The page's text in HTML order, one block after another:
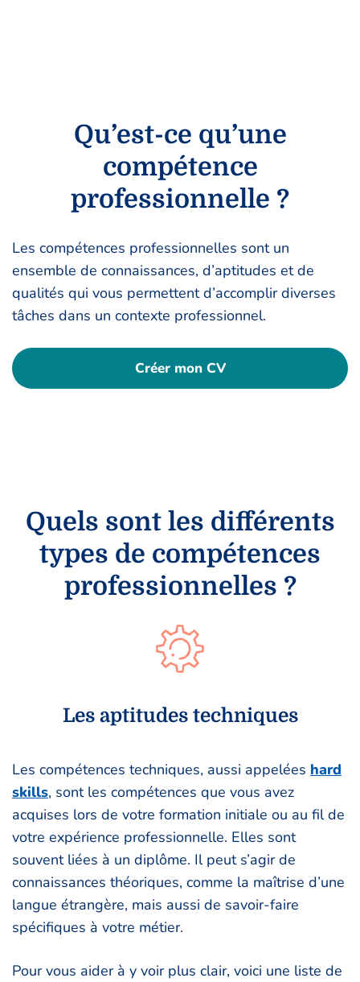
Qu’est-ce qu’une
compétence
professionnelle ?
Les compétences professionnelles sont un
ensemble de connaissances, d’aptitudes et de
qualités qui vous permettent d’accomplir diverses
tâches dans un contexte professionnel.
Créer mon CV
Quels sont les différents
types de compétences
professionnelles ?
Les aptitudes techniques
Les compétences techniques, aussi appelées hard
skills, sont les compétences que vous avez
acquises lors de votre formation initiale ou au fil de
votre expérience professionnelle. Elles sont
souvent liées à un diplôme. Il peut s’agir de
connaissances théoriques, comme la maîtrise d’une
langue étrangère, mais aussi de savoir-faire
spécifiques à votre métier.
Pour vous aider à y voir plus clair, voici une liste de